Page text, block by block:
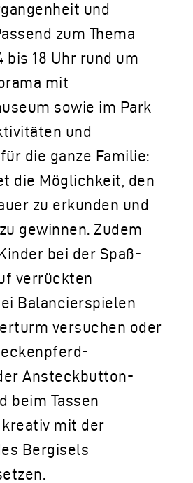
und
zum Thema
bis 18 Uhr rund um
mit
sowie im Park
und
die ganze Familie:
die Möglichkeit, den
zu erkunden und
gewinnen. Zudem
bei der Spaß-
verrückten
Balancierspielen
versuchen oder
Ansteckbutton-
beim Tassen
mit der
Bergisels